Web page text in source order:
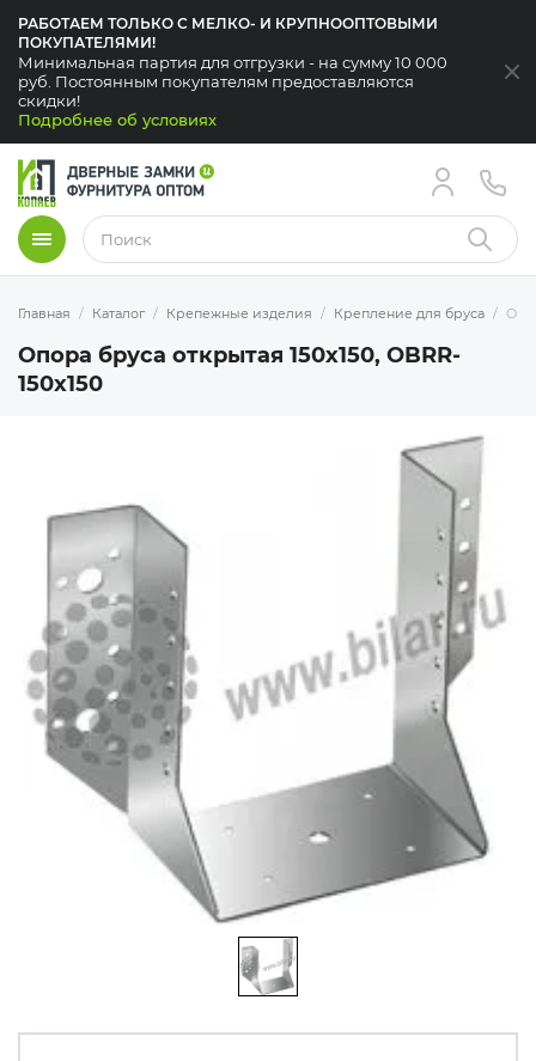
РАБОТАЕМ ТОЛЬКО С МЕЛКО- И КРУПНООПТОВЫМИ
ПОКУПАТЕЛЯМИ!
Минимальная партия для отгрузки - на сумму 10 000
руб. Постоянным покупателям предоставляются
скидки!
Подробнее об условиях
Меню Найти
Главная Каталог Крепежные изделия Крепление для бруса
Опора бруса открытая 150х150, OBRR-
150x150